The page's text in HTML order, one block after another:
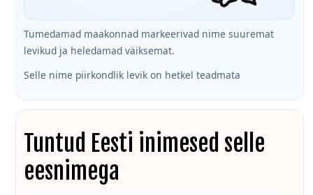
Tumedamad maakonnad markeerivad nime suuremat
levikud ja heledamad väiksemat.
Selle nime piirkondlik levik on hetkel teadmata
Tuntud Eesti inimesed selle
eesnimega